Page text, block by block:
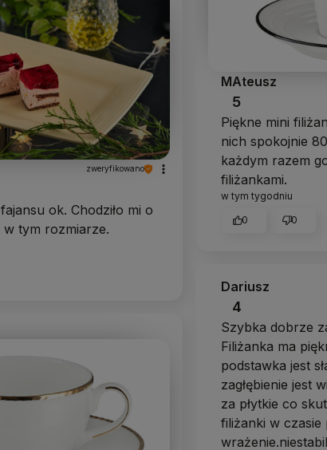
MAteusz
5
Piękne mini
nich spokojnie
każdym razem
filiżankami.
w tym tygodniu
0 0
zweryfikowano
ok. Chodziło mi o
w tym rozmiarze.
Dariusz
4
Szybka dobrze
Filiżanka ma
podstawka jest
zagłębienie jest
za płytkie co
filiżanki w czasie